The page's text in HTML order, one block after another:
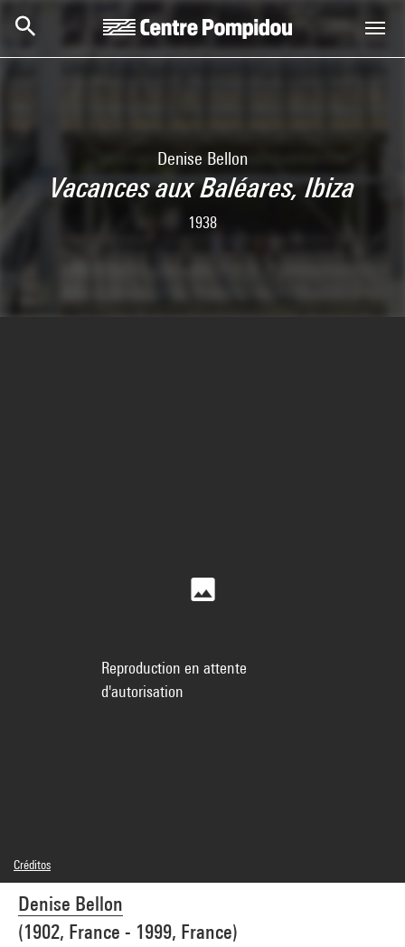
Denise Bellon
Vacances aux Baléares, Ibiza
1938
Denise Bellon
(1902, France - 1999, France)
Reproduction en attente
d'autorisation
Créditos
© Succession Denise Bellon
Créditos fotográficos : Centre Pompidou, MNAM-CCI/Georges Meguerditchian/Dist.
GrandPalaisRmn
Referencia de la imagen : 4N68269